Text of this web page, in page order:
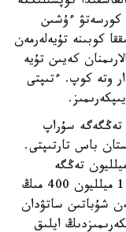
كورسەتۋ ءۇشىن
كوبىنە تۇيەلەرمەن
كەيىن تۇيە
وتە كوپ. ءتىپتى
بىلتىر 2 ميلليون تەڭگەگە سۇراپ
باس تارتىپتى.
ءبىر تۇيەنىڭ نارىقتاعى قۇنى 1 ميلليون تەڭگە
شاماسىندا ەكەن. بيىل باعاسى شارىقتاپ، 1 ميلليون 400 مىڭ
شۇباتىن ساتۋدان
ايلىق